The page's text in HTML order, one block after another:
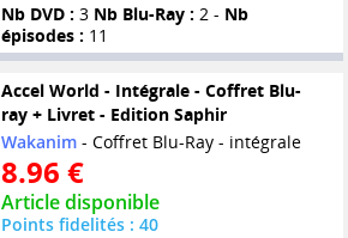
Nb DVD : 3 Nb Blu-Ray : 2 - Nb
épisodes : 11
Accel World - Intégrale - Coffret Blu-
ray + Livret - Edition Saphir
Wakanim- Coffret Blu-Ray - intégrale
8.96 €
Article disponible
Points fidelités : 40